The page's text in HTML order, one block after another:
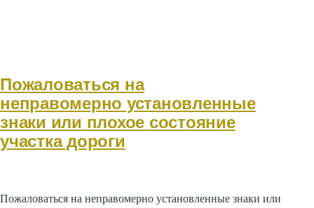
Пожаловаться на
неправомерно установленные
знаки или плохое состояние
участка дороги
Пожаловаться на неправомерно установленные знаки или